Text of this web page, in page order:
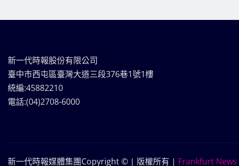
頁
新一代時報股份有限公司
臺中市西屯區臺灣大道三段376巷1號1樓
統編:45882210
電話:(04)2708-6000
新一代時報媒體集團Copyright © | 版權所有 | Frankfurt News